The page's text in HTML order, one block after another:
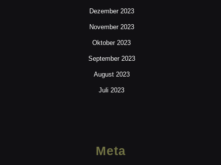
Dezember 2023
November 2023
Oktober 2023
September 2023
August 2023
Juli 2023
Meta